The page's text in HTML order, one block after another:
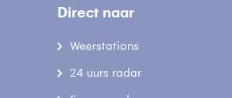
Direct naar
Weerstations
24 uurs radar